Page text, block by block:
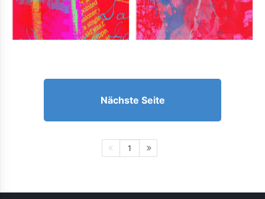
Nächste Seite
1